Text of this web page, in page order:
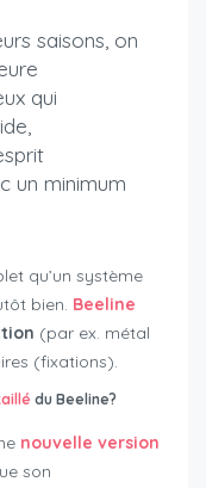
saisons, on
qui
un minimum
qu’un système
bien. Beeline
(par ex. métal
(fixations).
du Beeline?
nouvelle version
son